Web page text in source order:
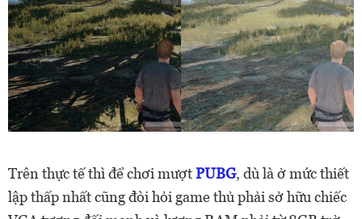
Trên thực tế thì để chơi mượtPUBG, dù là ở mức thiết
lập thấp nhất cũng đòi hỏi game thủ phải sở hữu chiếc